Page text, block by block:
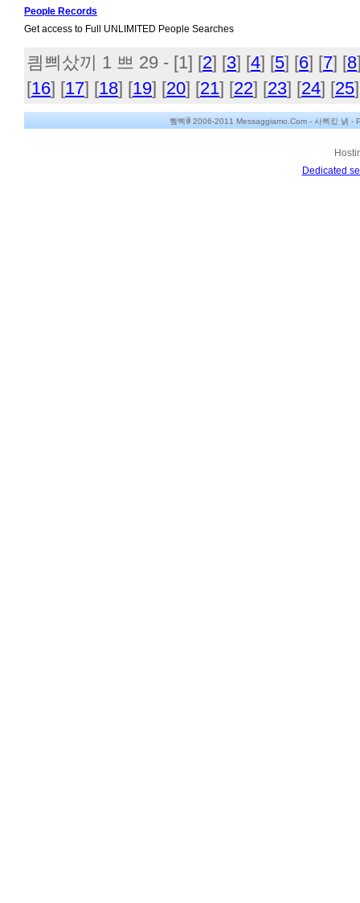
People Records
Get access to Full UNLIMITED People Searches
킘쁴샀끼 1 쁘 29 - [1] [2] [3] [4] [5] [6] [7] [8
[16] [17] [18] [19] [20] [21] [22] [23] [24] [25
쀀삑ꂌ 2006-2011 Messaggiamo.Com - 사쁴킸 냵 -
Dedicated